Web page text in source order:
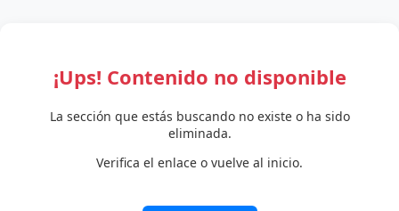
¡Ups! Contenido no disponible
La sección que estás buscando no existe o ha sido
eliminada.
Verifica el enlace o vuelve al inicio.